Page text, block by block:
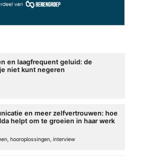
en laagfrequent geluid: de
niet kunt negeren
en meer zelfvertrouwen: hoe
helpt om te groeien in haar werk
hooroplossingen, interview